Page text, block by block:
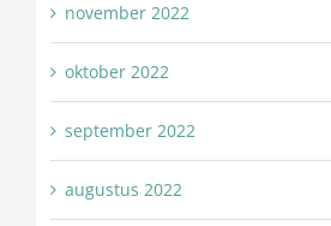
november 2022
oktober 2022
september 2022
augustus 2022